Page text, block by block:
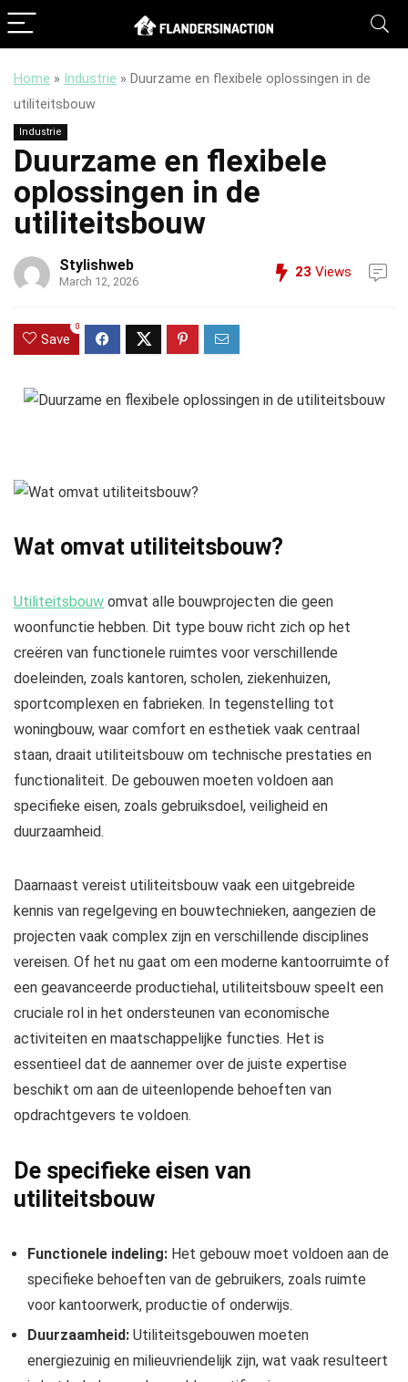
Home » Industrie » Duurzame en flexibele oplossingen in de
utiliteitsbouw
Industrie
Duurzame en flexibele
oplossingen in de
utiliteitsbouw
Stylishweb
March 12, 2026
23 Views
Save
0
Wat omvat utiliteitsbouw?
Utiliteitsbouw omvat alle bouwprojecten die geen
woonfunctie hebben. Dit type bouw richt zich op het
creëren van functionele ruimtes voor verschillende
doeleinden, zoals kantoren, scholen, ziekenhuizen,
sportcomplexen en fabrieken. In tegenstelling tot
woningbouw, waar comfort en esthetiek vaak centraal
staan, draait utiliteitsbouw om technische prestaties en
functionaliteit. De gebouwen moeten voldoen aan
specifieke eisen, zoals gebruiksdoel, veiligheid en
duurzaamheid.
Daarnaast vereist utiliteitsbouw vaak een uitgebreide
kennis van regelgeving en bouwtechnieken, aangezien de
projecten vaak complex zijn en verschillende disciplines
vereisen. Of het nu gaat om een moderne kantoorruimte of
een geavanceerde productiehal, utiliteitsbouw speelt een
cruciale rol in het ondersteunen van economische
activiteiten en maatschappelijke functies. Het is
essentieel dat de aannemer over de juiste expertise
beschikt om aan de uiteenlopende behoeften van
opdrachtgevers te voldoen.
De specifieke eisen van
utiliteitsbouw
Functionele indeling: Het gebouw moet voldoen aan de
specifieke behoeften van de gebruikers, zoals ruimte
voor kantoorwerk, productie of onderwijs.
Duurzaamheid: Utiliteitsgebouwen moeten
energiezuinig en milieuvriendelijk zijn, wat vaak resulteert